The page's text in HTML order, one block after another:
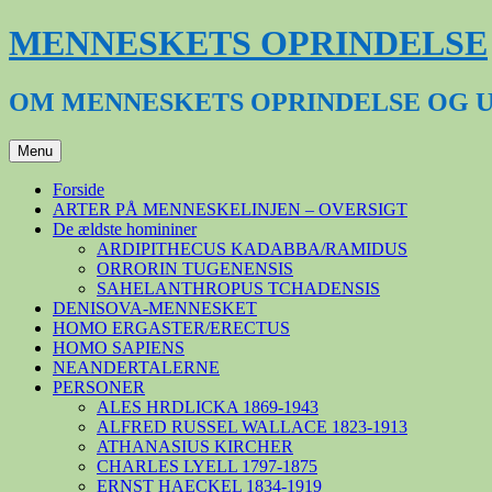
Hop
til
MENNESKETS OPRINDELSE
OM MENNESKETS OPRINDELSE OG
Menu
Forside
ARTER PÅ MENNESKELINJEN – OVERSIGT
De ældste homininer
ARDIPITHECUS KADABBA/RAMIDUS
ORRORIN TUGENENSIS
SAHELANTHROPUS TCHADENSIS
DENISOVA-MENNESKET
HOMO ERGASTER/ERECTUS
HOMO SAPIENS
NEANDERTALERNE
PERSONER
ALES HRDLICKA 1869-1943
ALFRED RUSSEL WALLACE 1823-1913
ATHANASIUS KIRCHER
CHARLES LYELL 1797-1875
ERNST HAECKEL 1834-1919